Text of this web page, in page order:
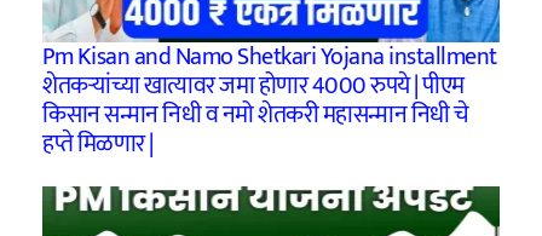
Pm Kisan and Namo Shetkari Yojana installment
शेतकऱ्यांच्या खात्यावर जमा होणार 4000 रुपये | पीएम
किसान सन्मान निधी व नमो शेतकरी महासन्मान निधी चे
हप्ते मिळणार |